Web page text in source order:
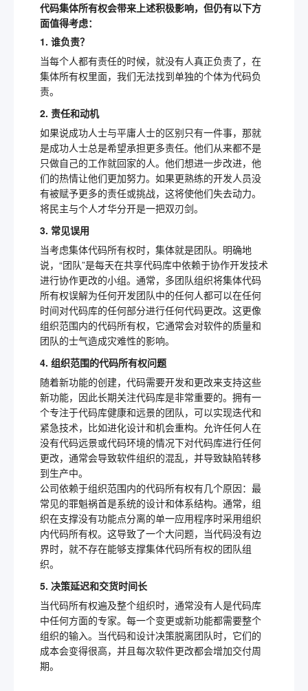
代码集体所有权会带来上述积极影响，但仍有以下方
面值得考虑：
1. 谁负责？
当每个人都有责任的时候，就没有人真正负责了，在
集体所有权里面，我们无法找到单独的个体为代码负
责。
2. 责任和动机
如果说成功人士与平庸人士的区别只有一件事，那就
是成功人士总是希望承担更多责任。他们从来都不是
只做自己的工作就回家的人。他们想进一步改进，他
们的热情让他们更加努力。如果更熟练的开发人员没
有被赋予更多的责任或挑战，这将使他们失去动力。
将民主与个人才华分开是一把双刃剑。
3. 常见误用
当考虑集体代码所有权时，集体就是团队。明确地
说，“团队”是每天在共享代码库中依赖于协作开发技术
进行协作更改的小组。通常，多团队组织将集体代码
所有权误解为任何开发团队中的任何人都可以在任何
时间对代码库的任何部分进行任何代码更改。这更像
组织范围内的代码所有权，它通常会对软件的质量和
团队的士气造成灾难性的影响。
4. 组织范围的代码所有权问题
随着新功能的创建，代码需要开发和更改来支持这些
新功能，因此长期关注代码库是非常重要的。拥有一
个专注于代码库健康和远景的团队，可以实现迭代和
紧急技术，比如进化设计和机会重构。允许任何人在
没有代码远景或代码环境的情况下对代码库进行任何
更改，通常会导致软件组织的混乱，并导致缺陷转移
到生产中。
公司依赖于组织范围内的代码所有权有几个原因：最
常见的罪魁祸首是系统的设计和体系结构。通常，组
织在支撑没有功能点分离的单一应用程序时采用组织
内代码所有权。这导致了一个大问题，当代码没有边
界时，就不存在能够支撑集体代码所有权的团队组
织。
5. 决策延迟和交货时间长
当代码所有权遍及整个组织时，通常没有人是代码库
中任何方面的专家。每一个变更或新功能都需要整个
组织的输入。当代码和设计决策脱离团队时，它们的
成本会变得很高，并且每次软件更改都会增加交付周
期。